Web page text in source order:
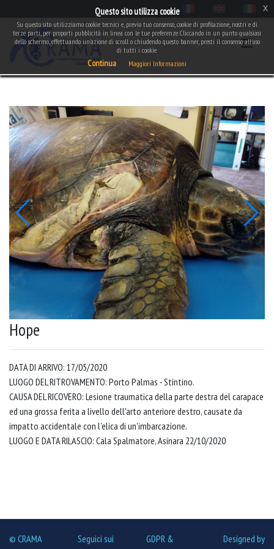
Hope
DATA DI ARRIVO: 17/05/2020
LUOGO DEL RITROVAMENTO: Porto Palmas - Stintino.
CAUSA DEL RICOVERO: Lesione traumatica della parte destra del carapace
ed una grossa ferita a livello dell'arto anteriore destro, causate da
impatto accidentale con l'elica di un'imbarcazione.
LUOGO E DATA RILASCIO: Cala Spalmatore, Asinara 22/10/2020
© CRAMA
Seguici sui
GDPR &
Designed by
Questo sito utilizza cookie
Su questo sito utilizziamo cookie tecnici e, previo tuo consenso, cookie di profilazione, nostri e di
terze parti, per proporti pubblicità in linea con le tue preferenze. Cliccando in un punto qualsiasi
dello schermo, effettuando un'azione di scroll o chiudendo questo banner, presti il consenso all'uso
di tutti i cookie.
Continua Maggiori Informazioni
x